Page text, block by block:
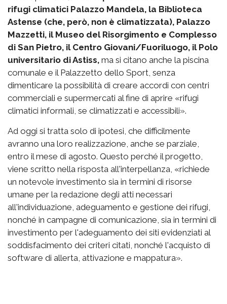
rifugi climatici Palazzo Mandela, la Biblioteca
Astense (che, però, non è climatizzata), Palazzo
Mazzetti, il Museo del Risorgimento e Complesso
di San Pietro, il Centro Giovani/Fuoriluogo, il Polo
universitario di Astiss, ma si citano anche la piscina
comunale e il Palazzetto dello Sport, senza
dimenticare la possibilità di creare accordi con centri
commerciali e supermercati al fine di aprire «rifugi
climatici informali, se climatizzati e accessibili».
Ad oggi si tratta solo di ipotesi, che difficilmente
avranno una loro realizzazione, anche se parziale,
entro il mese di agosto. Questo perché il progetto,
viene scritto nella risposta all'interpellanza, «richiede
un notevole investimento sia in termini di risorse
umane per la redazione degli atti necessari
all'individuazione, adeguamento e gestione dei rifugi,
nonché in campagne di comunicazione, sia in termini di
investimento per l'adeguamento dei siti evidenziati al
soddisfacimento dei criteri citati, nonché l'acquisto di
software di allerta, attivazione e mappatura».